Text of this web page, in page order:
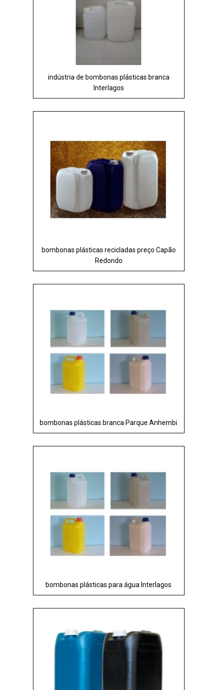
indústria de bombonas plásticas branca
Interlagos
bombonas plásticas recicladas preço Capão
Redondo
bombonas plásticas branca Parque Anhembi
bombonas plásticas para água Interlagos